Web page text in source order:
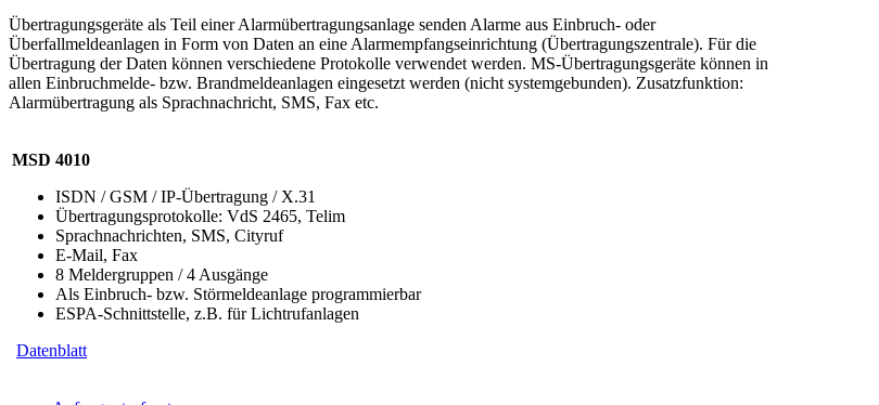
Übertragungsgeräte als Teil einer Alarmübertragungsanlage senden Alarme aus Einbruch- oder
Überfallmeldeanlagen in Form von Daten an eine Alarmempfangseinrichtung (Übertragungszentrale). Für die
Übertragung der Daten können verschiedene Protokolle verwendet werden. MS-Übertragungsgeräte können in
allen Einbruchmelde- bzw. Brandmeldeanlagen eingesetzt werden (nicht systemgebunden). Zusatzfunktion:
Alarmübertragung als Sprachnachricht, SMS, Fax etc.
MSD 4010
ISDN / GSM / IP-Übertragung / X.31
Übertragungsprotokolle: VdS 2465, Telim
Sprachnachrichten, SMS, Cityruf
E-Mail, Fax
8 Meldergruppen / 4 Ausgänge
Als Einbruch- bzw. Störmeldeanlage programmierbar
ESPA-Schnittstelle, z.B. für Lichtrufanlagen
Datenblatt